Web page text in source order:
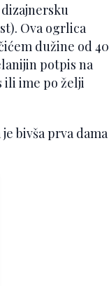
Ova ogrlica
dužine od 40
potpis na
ili ime po želji
bivša prva dama